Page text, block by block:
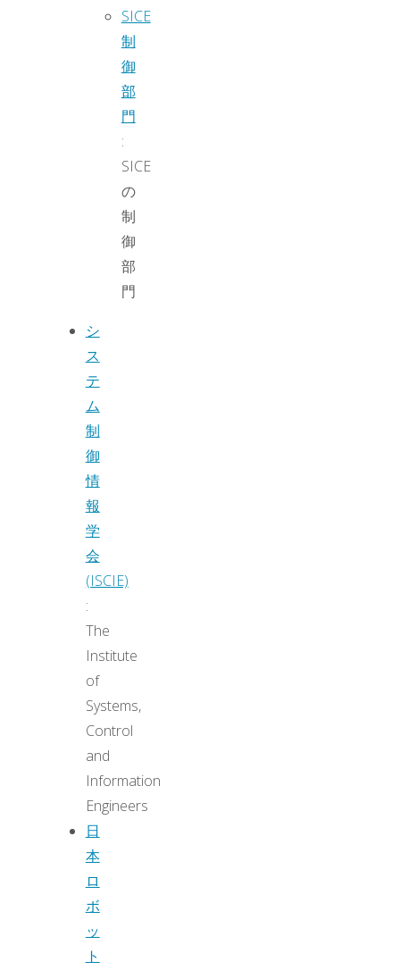
SICE
制
御
部
門
:
SICE
の
制
御
部
門
シ
ス
テ
ム
制
御
情
報
学
会
(ISCIE)
:
The
Institute
of
Systems,
Control
and
Information
Engineers
日
本
ロ
ボ
ッ
ト